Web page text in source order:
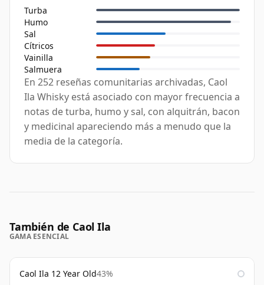
Turba
Humo
Sal
Cítricos
Vainilla
Salmuera
En 252 reseñas comunitarias archivadas, Caol
Ila Whisky está asociado con mayor frecuencia a
notas de turba, humo y sal, con alquitrán, bacon
y medicinal apareciendo más a menudo que la
media de la categoría.
También de Caol Ila
GAMA ESENCIAL
Caol Ila 12 Year Old43%